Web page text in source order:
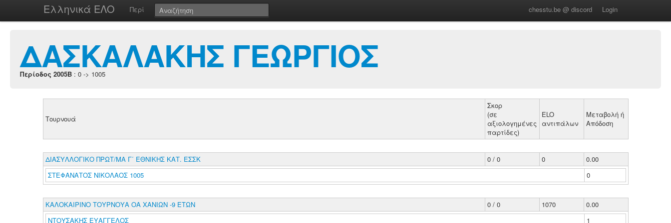
Ελληνικά ΕΛΟ Περί chesstu.be @ discord Login
ΔΑΣΚΑΛΑΚΗΣ ΓΕΩΡΓΙΟΣ
Περίοδος 2005B : 0 -> 1005
Τουρνουά
Σκορ
(σε
αξιολογημένες
παρτίδες)
ELO
αντιπάλων
Μεταβολή ή
Απόδοση
ΔΙΑΣΥΛΛΟΓΙΚΟ ΠΡΩΤ/ΜΑ Γ΄ ΕΘΝΙΚΗΣ ΚΑΤ. ΕΣΣΚ 0 / 0 0
0.00
ΣΤΕΦΑΝΑΤΟΣ ΝΙΚΟΛΑΟΣ 1005
0
ΚΑΛΟΚΑΙΡΙΝΟ ΤΟΥΡΝΟΥΑ ΟΑ ΧΑΝΙΩΝ -9 ΕΤΩΝ 0 / 0 1070
0.00
ΝΤΟΥΣΑΚΗΣ ΕΥΑΓΓΕΛΟΣ
1